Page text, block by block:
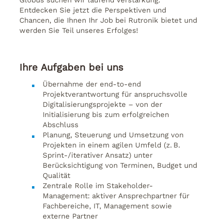
Entdecken Sie jetzt die Perspektiven und
Chancen, die Ihnen Ihr Job bei Rutronik bietet und
werden Sie Teil unseres Erfolges!
Ihre Aufgaben bei uns
Übernahme der end-to-end
Projektverantwortung für anspruchsvolle
Digitalisierungsprojekte – von der
Initialisierung bis zum erfolgreichen
Abschluss
Planung, Steuerung und Umsetzung von
Projekten in einem agilen Umfeld (z. B.
Sprint-/iterativer Ansatz) unter
Berücksichtigung von Terminen, Budget und
Qualität
Zentrale Rolle im Stakeholder-
Management: aktiver Ansprechpartner für
Fachbereiche, IT, Management sowie
externe Partner